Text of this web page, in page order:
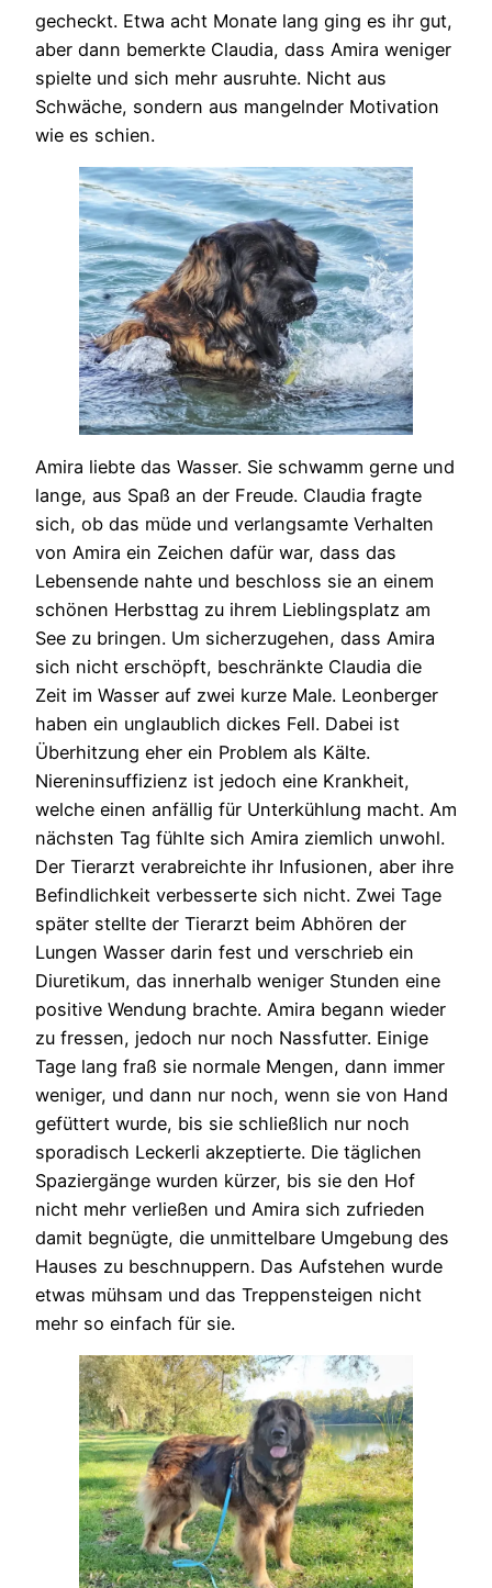
gecheckt. Etwa acht Monate lang ging es ihr gut,
aber dann bemerkte Claudia, dass Amira weniger
spielte und sich mehr ausruhte. Nicht aus
Schwäche, sondern aus mangelnder Motivation
wie es schien.
Amira liebte das Wasser. Sie schwamm gerne und
lange, aus Spaß an der Freude. Claudia fragte
sich, ob das müde und verlangsamte Verhalten
von Amira ein Zeichen dafür war, dass das
Lebensende nahte und beschloss sie an einem
schönen Herbsttag zu ihrem Lieblingsplatz am
See zu bringen. Um sicherzugehen, dass Amira
sich nicht erschöpft, beschränkte Claudia die
Zeit im Wasser auf zwei kurze Male. Leonberger
haben ein unglaublich dickes Fell. Dabei ist
Überhitzung eher ein Problem als Kälte.
Niereninsuffizienz ist jedoch eine Krankheit,
welche einen anfällig für Unterkühlung macht. Am
nächsten Tag fühlte sich Amira ziemlich unwohl.
Der Tierarzt verabreichte ihr Infusionen, aber ihre
Befindlichkeit verbesserte sich nicht. Zwei Tage
später stellte der Tierarzt beim Abhören der
Lungen Wasser darin fest und verschrieb ein
Diuretikum, das innerhalb weniger Stunden eine
positive Wendung brachte. Amira begann wieder
zu fressen, jedoch nur noch Nassfutter. Einige
Tage lang fraß sie normale Mengen, dann immer
weniger, und dann nur noch, wenn sie von Hand
gefüttert wurde, bis sie schließlich nur noch
sporadisch Leckerli akzeptierte. Die täglichen
Spaziergänge wurden kürzer, bis sie den Hof
nicht mehr verließen und Amira sich zufrieden
damit begnügte, die unmittelbare Umgebung des
Hauses zu beschnuppern. Das Aufstehen wurde
etwas mühsam und das Treppensteigen nicht
mehr so einfach für sie.